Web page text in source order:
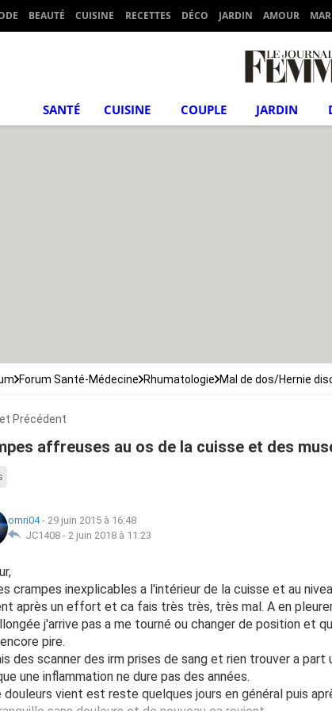
BEAUTÉ CUISINE RECETTES DÉCO JARDIN AMOUR
SANTÉ CUISINE COUPLE JARDIN
Forum Santé-Médecine Rhumatologie Mal de dos/Hernie
Précédent
affreuses au os de la cuisse et des
omri04- 29 juin 2015 à 16:48
JC1408 - 2 juin 2018 à 11:23
crampes inexplicables a l'intérieur de la cuisse et au
après un effort et ca fais très très, très mal. A en pleurer
j'arrive pas a me tourné ou changer de position et
pire.
des scanner des irm prises de sang et rien trouver a part
une inflammation ne dure pas des années.
vient est reste quelques jours en général puis